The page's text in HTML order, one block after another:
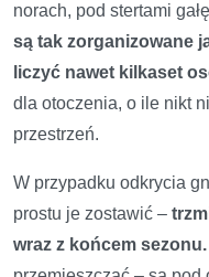
norach, pod stertami
są tak zorganizowane
liczyć nawet kilkaset
dla otoczenia, o ile nikt
przestrzeń.
W przypadku odkrycia
prostu je zostawić –
wraz z końcem sezonu.